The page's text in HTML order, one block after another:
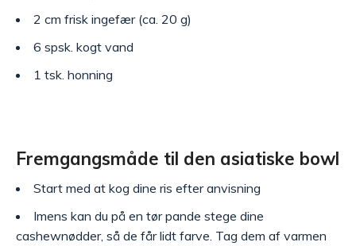
2 cm frisk ingefær (ca. 20 g)
6 spsk. kogt vand
1 tsk. honning
Fremgangsmåde til den asiatiske bowl
Start med at kog dine ris efter anvisning
Imens kan du på en tør pande stege dine
cashewnødder, så de får lidt farve. Tag dem af varmen